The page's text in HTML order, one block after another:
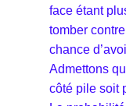
face étant
tomber
chance
Admettons
côté pile soit